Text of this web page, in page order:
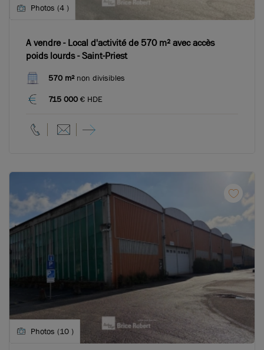
Photos (4 )
A vendre - Local d'activité de 570 m² avec accès
poids lourds - Saint-Priest
570 m²non divisibles
715 000 € HDE
Photos (10 )